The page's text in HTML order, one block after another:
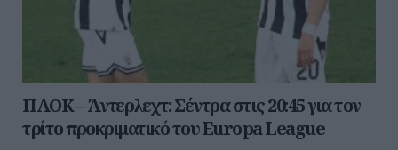
ΠΑΟΚ – Άντερλεχτ: Σέντρα στις 20:45 για τον
τρίτο προκριματικό του Europa League